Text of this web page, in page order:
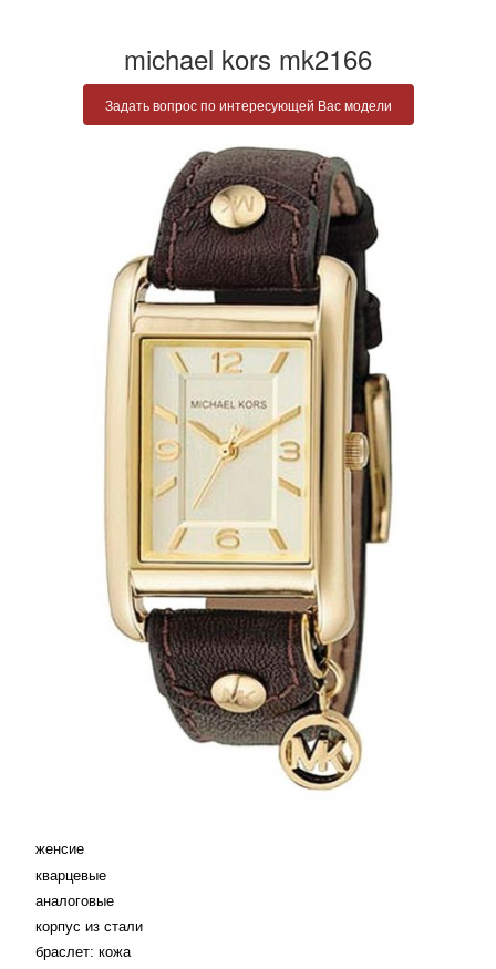
michael kors mk2166
Задать вопрос по интересующей Вас модели
женсие
кварцевые
аналоговые
корпус из стали
браслет: кожа